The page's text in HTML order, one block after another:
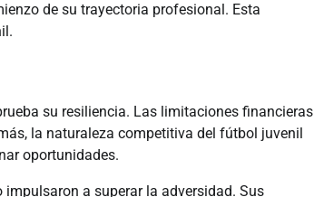
de su trayectoria profesional. Esta
su resiliencia. Las limitaciones financieras
la naturaleza competitiva del fútbol juvenil
oportunidades.
a superar la adversidad. Sus